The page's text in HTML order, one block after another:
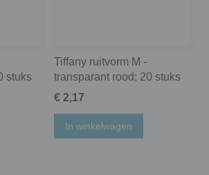
stuks
Tiffany ruitvorm M -
transparant rood; 20 stuks
€ 2,17
In winkelwagen